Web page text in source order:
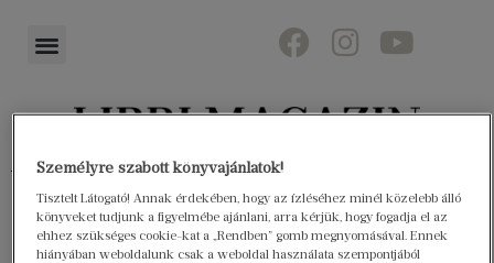
Könyvektől az olvasókig
Személyre szabott könyvajánlatok!
Tisztelt Látogató! Annak érdekében, hogy az ízléséhez minél közelebb álló
könyveket tudjunk a figyelmébe ajánlani, arra kérjük, hogy fogadja el az
ehhez szükséges cookie-kat a „Rendben” gomb megnyomásával. Ennek
hiányában weboldalunk csak a weboldal használata szempontjából